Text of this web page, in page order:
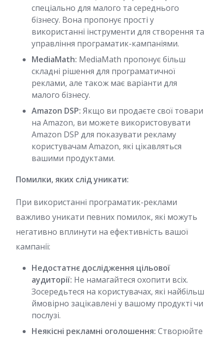
спеціально для малого та середнього
бізнесу. Вона пропонує прості у
використанні інструменти для створення та
управління програматик-кампаніями.
MediaMath: MediaMath пропонує більш
складні рішення для програматичної
реклами, але також має варіанти для
малого бізнесу.
Amazon DSP: Якщо ви продаєте свої товари
на Amazon, ви можете використовувати
Amazon DSP для показувати рекламу
користувачам Amazon, які цікавляться
вашими продуктами.
Помилки, яких слід уникати:
При використанні програматик-реклами
важливо уникати певних помилок, які можуть
негативно вплинути на ефективність вашої
кампанії:
Недостатнє дослідження цільової
аудиторії: Не намагайтеся охопити всіх.
Зосередьтеся на користувачах, які найбільш
ймовірно зацікавлені у вашому продукті чи
послузі.
Неякісні рекламні оголошення: Створюйте